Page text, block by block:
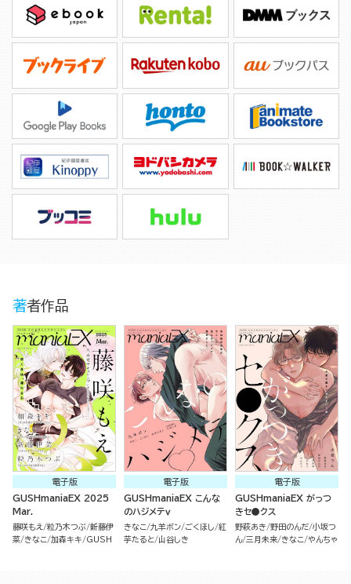
著者作品
電子版
GUSHmaniaEX 2025
Mar.
藤咲もえ 粒乃木つぶ 新藤伊
菜 きなこ 加森キキ GUSH
電子版
GUSHmaniaEX こんな
のハジメテｖ
きなこ 九羊ボン ごくほし 紅
芋たると
山谷しき
電子版
GUSHmaniaEX がっつ
きセ●クス
野萩あき 野田のんだ 小坂つ
ん 三月未来 きなこ やんちゃ